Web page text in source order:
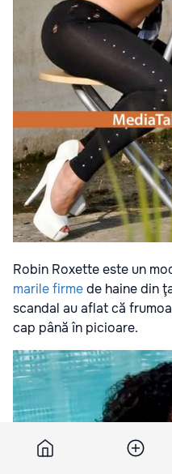
Robin Roxette este un
marile firmede haine din
scandal au aflat că
cap până în picioare.